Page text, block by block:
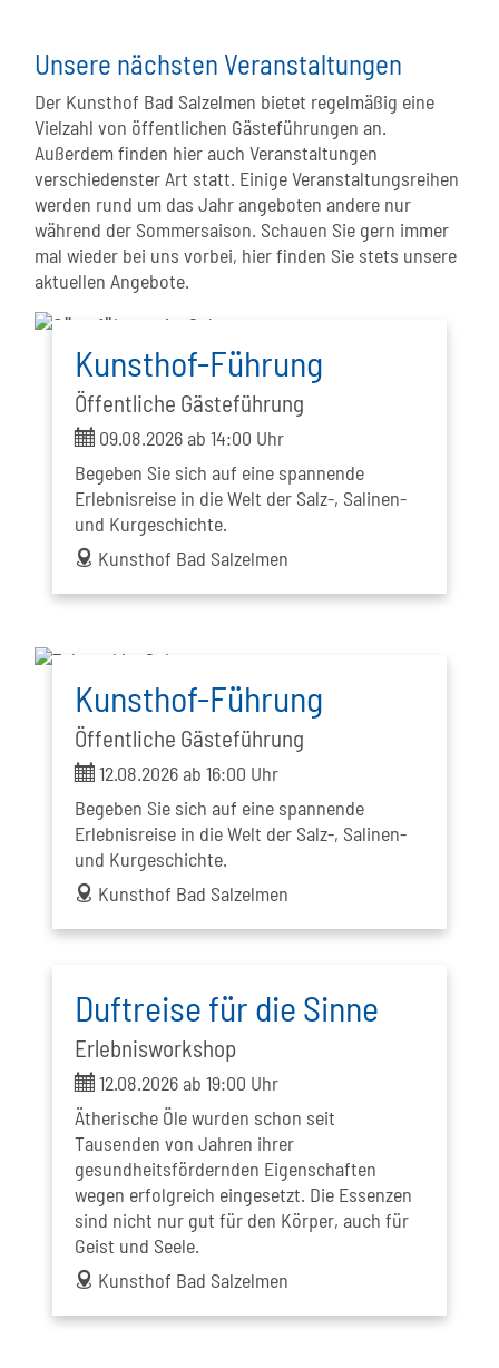
Unsere nächsten Veranstaltungen
Der Kunsthof Bad Salzelmen bietet regelmäßig eine
Vielzahl von öffentlichen Gästeführungen an.
Außerdem finden hier auch Veranstaltungen
verschiedenster Art statt. Einige Veranstaltungsreihen
werden rund um das Jahr angeboten andere nur
während der Sommersaison. Schauen Sie gern immer
mal wieder bei uns vorbei, hier finden Sie stets unsere
aktuellen Angebote.
Kunsthof-Führung
Öffentliche Gästeführung
ticket
09.08.2026 ab 14:00 Uhr
Begeben Sie sich auf eine spannende
Erlebnisreise in die Welt der Salz-, Salinen-
und Kurgeschichte.
address
Kunsthof Bad Salzelmen
Kunsthof-Führung
Öffentliche Gästeführung
ticket
12.08.2026 ab 16:00 Uhr
Begeben Sie sich auf eine spannende
Erlebnisreise in die Welt der Salz-, Salinen-
und Kurgeschichte.
address
Kunsthof Bad Salzelmen
Duftreise für die Sinne
Erlebnisworkshop
ticket
12.08.2026 ab 19:00 Uhr
Ätherische Öle wurden schon seit
Tausenden von Jahren ihrer
gesundheitsfördernden Eigenschaften
wegen erfolgreich eingesetzt. Die Essenzen
sind nicht nur gut für den Körper, auch für
Geist und Seele.
address
Kunsthof Bad Salzelmen